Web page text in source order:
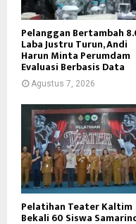
Pelanggan Bertambah
Laba Justru Turun, Andi
Harun Minta Perumdam
Evaluasi Berbasis Data
Agustus 7, 2026
Pelatihan Teater Kaltim
Bekali 60 Siswa